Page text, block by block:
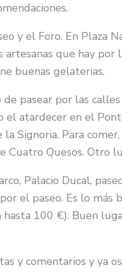
y el Foro. En Plaza
que hay por
buenas gelaterias.
de pasear por las
el atardecer en el
Signoria. Para
Cuatro Quesos. Otro
Palacio Ducal,
el paseo. Es lo más
hasta 100 €). Buen
y comentarios y ya